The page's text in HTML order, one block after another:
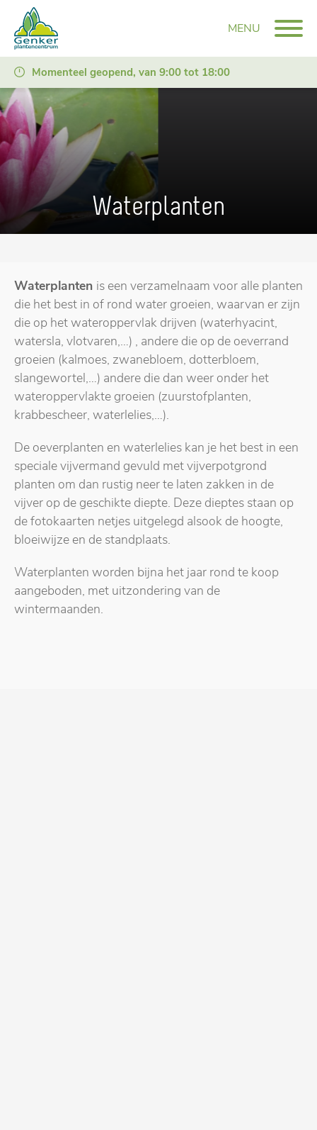
MENU
Momenteel geopend, van 9:00 tot 18:00
Waterplanten
Waterplanten is een verzamelnaam voor alle planten
die het best in of rond water groeien, waarvan er zijn
die op het wateroppervlak drijven (waterhyacint,
watersla, vlotvaren,…) , andere die op de oeverrand
groeien (kalmoes, zwanebloem, dotterbloem,
slangewortel,…) andere die dan weer onder het
wateroppervlakte groeien (zuurstofplanten,
krabbescheer, waterlelies,…).
De oeverplanten en waterlelies kan je het best in een
speciale vijvermand gevuld met vijverpotgrond
planten om dan rustig neer te laten zakken in de
vijver op de geschikte diepte. Deze dieptes staan op
de fotokaarten netjes uitgelegd alsook de hoogte,
bloeiwijze en de standplaats.
Waterplanten worden bijna het jaar rond te koop
aangeboden, met uitzondering van de
wintermaanden.